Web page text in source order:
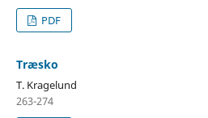
PDF
Træsko
T. Kragelund
263-274